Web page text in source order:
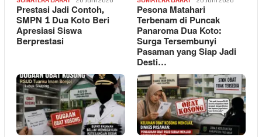
Prestasi Jadi Contoh,
SMPN 1 Dua Koto Beri
Apresiasi Siswa
Berprestasi
Pesona Matahari
Terbenam di Puncak
Panaroma Dua Koto:
Surga Tersembunyi
Pasaman yang Siap Jadi
Desti…